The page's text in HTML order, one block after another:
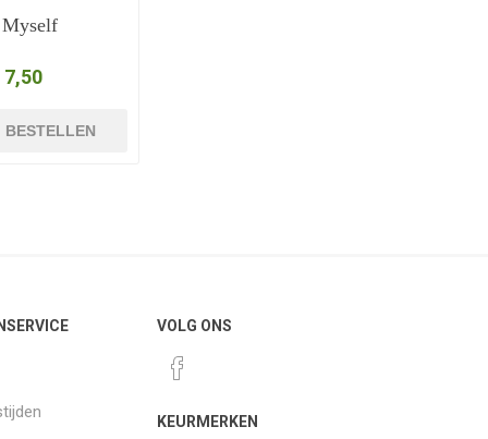
7,50
BESTELLEN
VOLG ONS
KEURMERKEN